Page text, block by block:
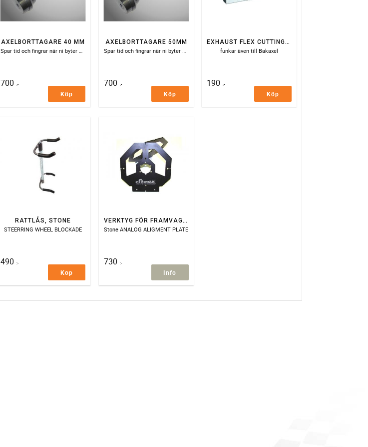
AXELBORTTAGARE 40 MM
Spar tid och fingrar när ni byter bakaxel
700 :-
Köp
AXELBORTTAGARE 50MM
Spar tid och fingrar när ni byter bakaxel
700 :-
Köp
EXHAUST FLEX CUTTING TOOL 40-50 MM
funkar även till Bakaxel
190 :-
Köp
RATTLÅS, STONE
STEERRING WHEEL BLOCKADE
490 :-
Köp
VERKTYG FÖR FRAMVAGNSINSTÄLLNING
Stone ANALOG ALIGMENT PLATE
730 :-
Info